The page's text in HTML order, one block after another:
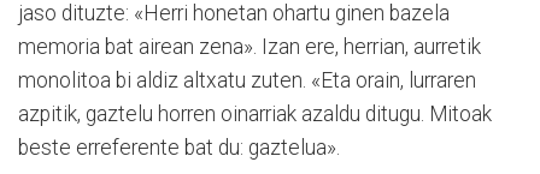
jaso dituzte: «Herri honetan ohartu ginen bazela
memoria bat airean zena». Izan ere, herrian, aurretik
monolitoa bi aldiz altxatu zuten. «Eta orain, lurraren
azpitik, gaztelu horren oinarriak azaldu ditugu. Mitoak
beste erreferente bat du: gaztelua».